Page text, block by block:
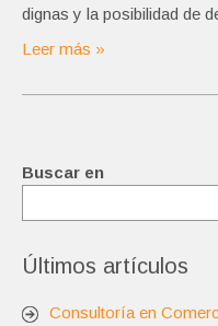
dignas y la posibilidad de
Leer más »
Buscar en
Últimos artículos
Consultoría en